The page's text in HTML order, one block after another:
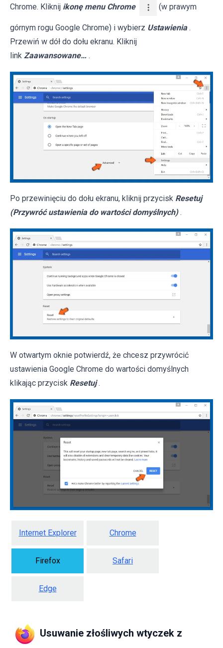
Chrome. Kliknij ikonę menu Chrome (w prawym
górnym rogu Google Chrome) i wybierz Ustawienia .
Przewiń w dół do dołu ekranu. Kliknij
link Zaawansowane… .
Po przewinięciu do dołu ekranu, kliknij przycisk Resetuj
(Przywróć ustawienia do wartości domyślnych) .
W otwartym oknie potwierdź, że chcesz przywrócić
ustawienia Google Chrome do wartości domyślnych
klikając przycisk Resetuj .
Internet Explorer Chrome
Firefox Safari
Edge
Usuwanie złośliwych wtyczek z